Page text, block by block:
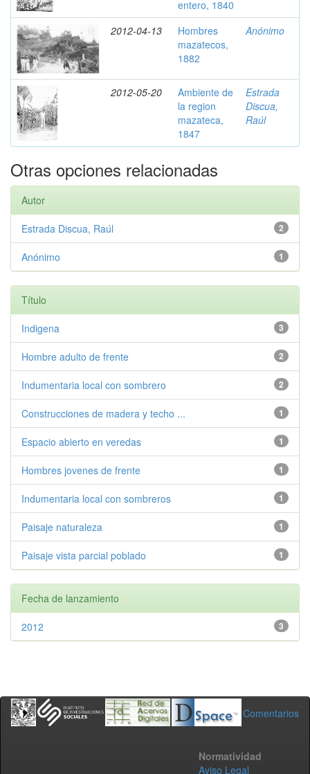
entero, 1840
2012-04-13
Hombres
mazatecos,
1882
Anónimo
2012-05-20
Ambiente de
la region
mazateca,
1847
Estrada
Discua,
Raúl
Otras opciones relacionadas
Autor
2
Estrada Discua, Raúl
1
Anónimo
Título
3
Indigena
2
Hombre adulto de frente
2
Indumentaria local con sombrero
1
Construcciones de madera y techo ...
1
Espacio abierto en veredas
1
Hombres jovenes de frente
1
Indumentaria local con sombreros
1
Paisaje naturaleza
1
Paisaje vista parcial poblado
Fecha de lanzamiento
3
2012
Comentarios
Normatividad
Aviso Legal